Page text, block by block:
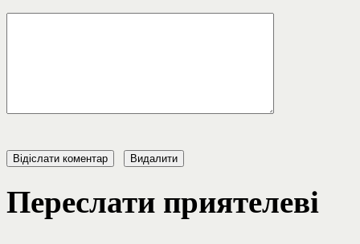
Переслати приятелеві